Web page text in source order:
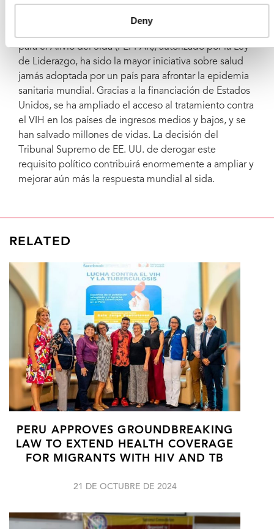
Deny
adopción de la Ley de Liderazgo, se han destino unos
45.700 millones de dólares para enfrentarse al VIH en
para el Alivio del Sida (PEPFAR), autorizado por la Ley
de Liderazgo, ha sido la mayor iniciativa sobre salud
jamás adoptada por un país para afrontar la epidemia
sanitaria mundial. Gracias a la financiación de Estados
Unidos, se ha ampliado el acceso al tratamiento contra
el VIH en los países de ingresos medios y bajos, y se
han salvado millones de vidas. La decisión del
Tribunal Supremo de EE. UU. de derogar este
requisito político contribuirá enormemente a ampliar y
mejorar aún más la respuesta mundial al sida.
RELATED
PERU APPROVES GROUNDBREAKING
LAW TO EXTEND HEALTH COVERAGE
FOR MIGRANTS WITH HIV AND TB
21 DE OCTUBRE DE 2024